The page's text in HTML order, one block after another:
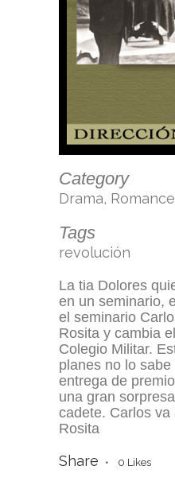
Category
Drama, Romance
Tags
revolución
La tia Dolores
en un seminario,
el seminario
Rosita y cambia
Colegio Militar.
planes no lo
entrega de
una gran
cadete. Carlos va
Rosita
Share 0 Likes